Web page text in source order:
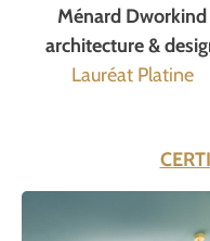
Ménard Dworkind
architecture &
Lauréat Platine